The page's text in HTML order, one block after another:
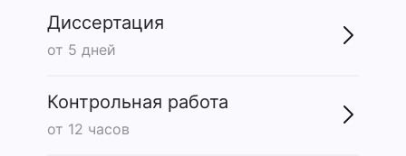
Диссертация
от 5 дней
Контрольная работа
от 12 часов